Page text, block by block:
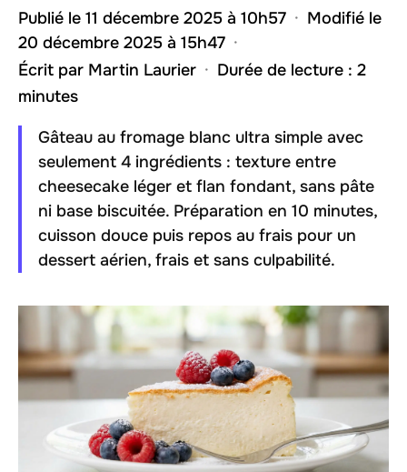
Publié le 11 décembre 2025 à 10h57 · Modifié le
20 décembre 2025 à 15h47 ·
Écrit par Martin Laurier · Durée de lecture : 2
minutes
Gâteau au fromage blanc ultra simple avec
seulement 4 ingrédients : texture entre
cheesecake léger et flan fondant, sans pâte
ni base biscuitée. Préparation en 10 minutes,
cuisson douce puis repos au frais pour un
dessert aérien, frais et sans culpabilité.